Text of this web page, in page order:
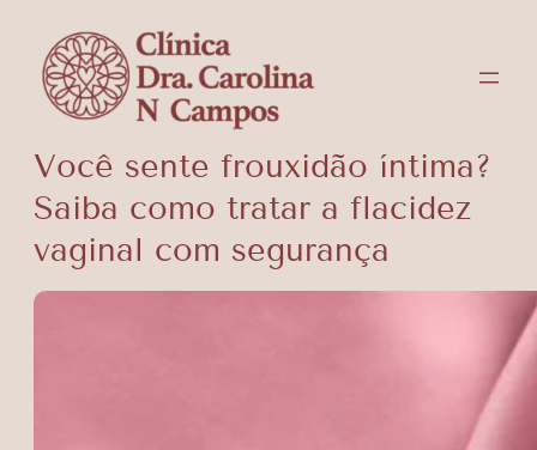
para
conteúdo
Você sente frouxidão íntima?
Saiba como tratar a flacidez
vaginal com segurança